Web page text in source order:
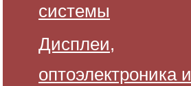
системы
Дисплеи,
оптоэлектроника и